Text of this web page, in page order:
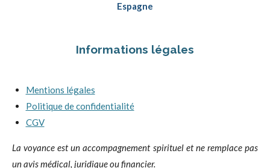
Espagne
Informations légales
Mentions légales
Politique de confidentialité
CGV
La voyance est un accompagnement spirituel et ne remplace pas
un avis médical, juridique ou financier.